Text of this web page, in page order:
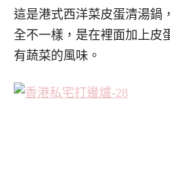
這是港式西洋菜皮蛋清湯鍋
全不一樣，是在裡面加上皮
有蔬菜的風味。